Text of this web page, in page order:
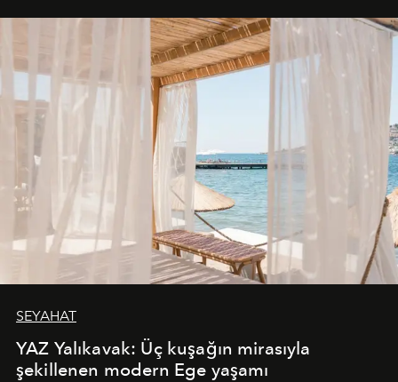
SEYAHAT
YAZ Yalıkavak: Üç kuşağın mirasıyla
şekillenen modern Ege yaşamı